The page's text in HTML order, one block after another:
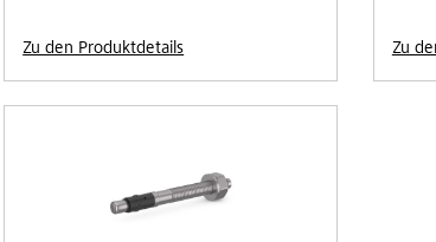
Zu den Produktdetails Zu